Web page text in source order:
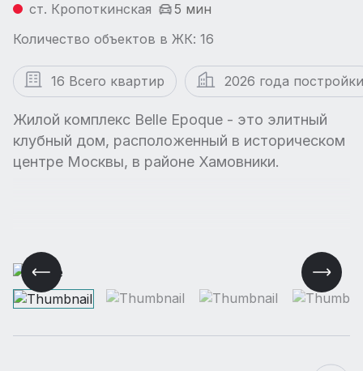
ст. Кропоткинская
5 мин
Количество объектов в ЖК: 16
16 Всего квартир 2026 года постройки
Жилой комплекс Belle Epoque - это элитный
клубный дом, расположенный в историческом
центре Москвы, в районе Хамовники.